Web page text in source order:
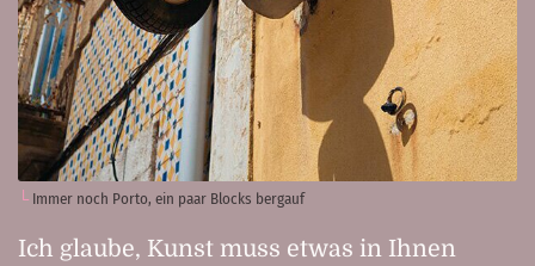
Immer noch Porto, ein paar Blocks bergauf
Ich glaube, Kunst muss etwas in Ihnen